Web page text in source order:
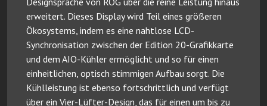
erweitert. Dieses Display wird Teil eines größeren
Ökosystems, indem es eine nahtlose LCD-
Synchronisation zwischen der Edition 20-Grafikkarte
und dem AIO-Kühler ermöglicht und so für einen
einheitlichen, optisch stimmigen Aufbau sorgt. Die
Kühlleistung ist ebenso fortschrittlich und verfügt
über ein Vier-Lüfter-Design, das für einen um bis zu